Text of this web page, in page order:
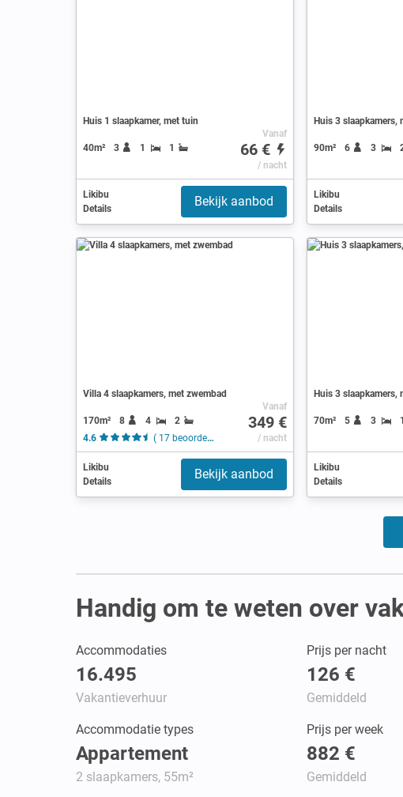
Huis 1 slaapkamer, met tuin
40m² 3 1 1
Vanaf
66 €
/ nacht
Likibu
Details
Bekijk aanbod
Huis 3 slaapkamers,
90m² 6 3
Likibu
Details
Villa 4 slaapkamers, met zwembad
170m² 8 4
2
4.6
( 17 beoordelingen )
Vanaf
349 €
/ nacht
Likibu
Details
Bekijk aanbod
Huis 3 slaapkamers,
70m² 5 3 1
Likibu
Details
Handig om te weten over
Accommodaties
16.495
Vakantieverhuur
Prijs per nacht
126 €
Gemiddeld
Accommodatie types
Appartement
2 slaapkamers, 55m²
Prijs per week
882 €
Gemiddeld